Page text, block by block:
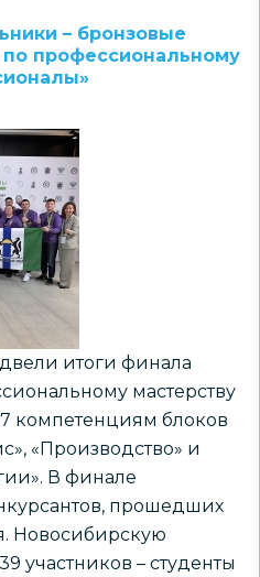
– бронзовые
профессиональному
итоги финала
мастерству
компетенциям блоков
«Производство» и
В финале
прошедших
Новосибирскую
участников – студенты